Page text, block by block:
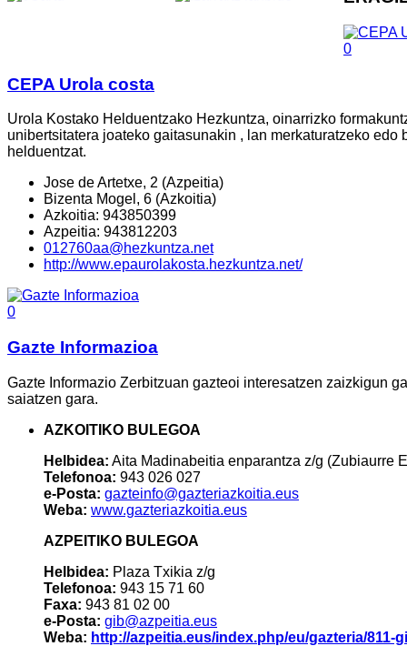
0
CEPA Urola costa
Urola Kostako Helduentzako Hezkuntza, oinarrizko
unibertsitatera joateko gaitasunakin , lan merkaturatzeko
helduentzat.
Jose de Artetxe, 2 (Azpeitia)
Bizenta Mogel, 6 (Azkoitia)
Azkoitia: 943850399
Azpeitia: 943812203
012760aa@hezkuntza.net
http://www.epaurolakosta.hezkuntza.net/
0
Gazte Informazioa
Gazte Informazio Zerbitzuan gazteoi interesatzen zaizkigun
saiatzen gara.
AZKOITIKO BULEGOA
Helbidea: Aita Madinabeitia enparantza z/g (Zubiaurre
Telefonoa: 943 026 027
e-Posta: gazteinfo@gazteriazkoitia.eus
Weba: www.gazteriazkoitia.eus
AZPEITIKO BULEGOA
Helbidea: Plaza Txikia z/g
Telefonoa: 943 15 71 60
Faxa: 943 81 02 00
e-Posta: gib@azpeitia.eus
Weba: http://azpeitia.eus/index.php/eu/gazteria/811-